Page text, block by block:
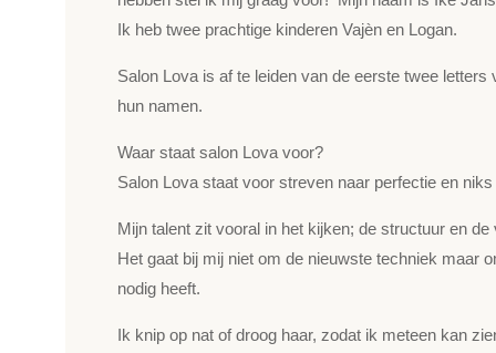
Ik heb twee prachtige kinderen Vajèn en Logan.
Salon Lova is af te leiden van de eerste twee letters
hun namen.
Waar staat salon Lova voor?
Salon Lova staat voor streven naar perfectie en
Mijn talent zit vooral in het kijken; de structuur en
Het gaat bij mij niet om de nieuwste techniek maar
nodig heeft.
Ik knip op nat of droog haar, zodat ik meteen kan